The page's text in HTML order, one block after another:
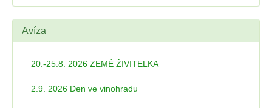
Avíza
20.-25.8. 2026 ZEMĚ ŽIVITELKA
2.9. 2026 Den ve vinohradu